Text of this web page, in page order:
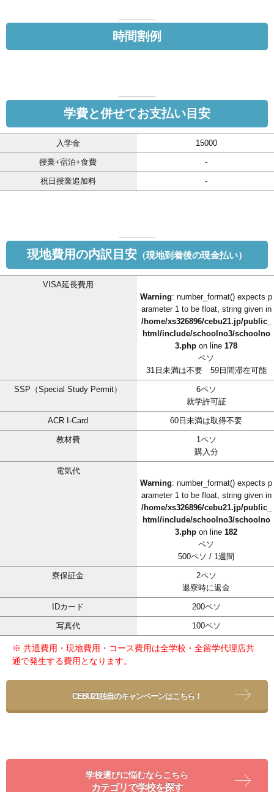
時間割例
学費と併せてお支払い目安
入学金 15000
授業+宿泊+食費 -
祝日授業追加料 -
現地費用の内訳目安 （現地到着後の現金払い）
VISA延長費用
Warning: number_format() expects p
arameter 1 to be float, string given in
/home/xs326896/cebu21.jp/public_
html/include/schoolno3/schoolno
3.php on line 178
ペソ
31日未満は不要 59日間滞在可能
SSP（Special Study Permit）
6ペソ
就学許可証
ACR I-Card 60日未満は取得不要
教材費
1ペソ
購入分
電気代
Warning: number_format() expects p
arameter 1 to be float, string given in
/home/xs326896/cebu21.jp/public_
html/include/schoolno3/schoolno
3.php on line 182
ペソ
500ペソ / 1週間
寮保証金
2ペソ
退寮時に返金
IDカード 200ペソ
写真代 100ペソ
※ 共通費用・現地費用・コース費用は全学校・全留学代理店共
通で発生する費用となります。
CEBU21独自のキャンペーンはこちら！
学校選びに悩むならこちら
カテゴリで学校を探す